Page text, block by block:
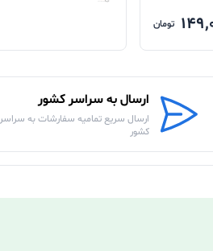
تومان
ارسال به سراسر کشور
ارسال سریع تمامیه سفارشات به سراسر
کشور